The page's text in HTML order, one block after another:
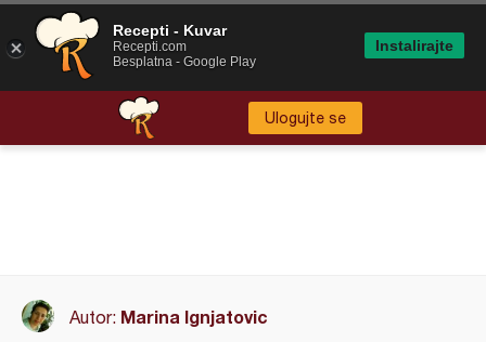
Ulogujte se
Autor: Marina Ignjatovic
Recepti - Kuvar
Recepti.com
Besplatna - Google Play
Instalirajte